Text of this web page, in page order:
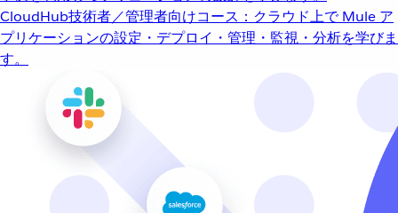
CloudHub技術者／管理者向けコース：クラウド上で Mule ア
プリケーションの設定・デプロイ・管理・監視・分析を学びま
す。